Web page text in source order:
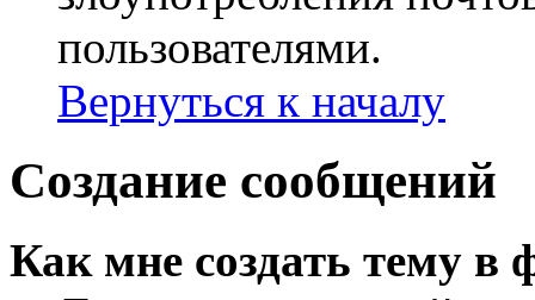
пользователями.
Вернуться к началу
Создание сообщений
Как мне создать тему в